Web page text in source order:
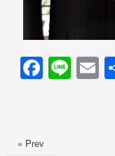
F
e
Li E
« Prev